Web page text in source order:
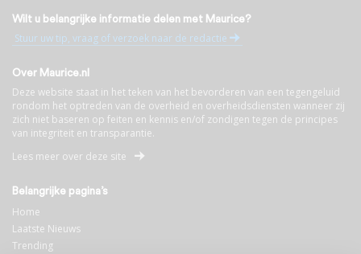
Wilt u belangrijke informatie delen met Maurice?
Stuur uw tip, vraag of verzoek naar de redactie
Over Maurice.nl
Deze website staat in het teken van het bevorderen van een tegengeluid
rondom het optreden van de overheid en overheidsdiensten wanneer zij
zich niet baseren op feiten en kennis en/of zondigen tegen de principes
van integriteit en transparantie.
Lees meer over deze site
Belangrijke pagina’s
Home
Laatste Nieuws
Trending